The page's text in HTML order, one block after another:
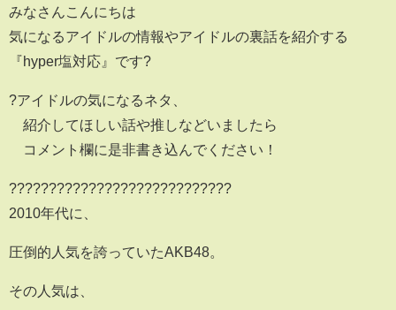
みなさんこんにちは
気になるアイドルの情報やアイドルの裏話を紹介する
『hyper塩対応』です?
?アイドルの気になるネタ、
紹介してほしい話や推しなどいましたら
コメント欄に是非書き込んでください！
????????????????????????????
2010年代に、
圧倒的人気を誇っていたAKB48。
その人気は、